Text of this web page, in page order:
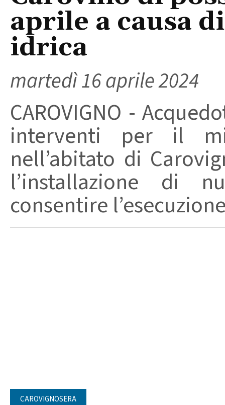
aprile a causa
idrica
martedì 16 aprile 2024
CAROVIGNO -
interventi per il
nell’abitato di
l’installazione di
consentire
CAROVIGNOSERA